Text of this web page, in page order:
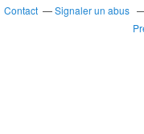
Contact
Signaler un abus